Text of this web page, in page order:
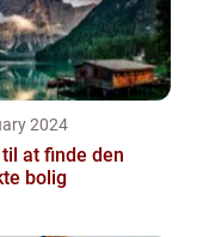
2024
at finde den
bolig